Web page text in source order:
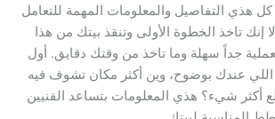
هذي التفاصيل والمعلومات المهمة للتعامل
إنك تاخذ الخطوة الأولى وتنقذ بيتك من هذا
جداً سهلة وما تاخذ من وقتك دقايق. أول
عندك بوضوح، وين أكثر مكان تشوف فيه
أكثر شيء؟ هذي المعلومات بتساعد الفنيين